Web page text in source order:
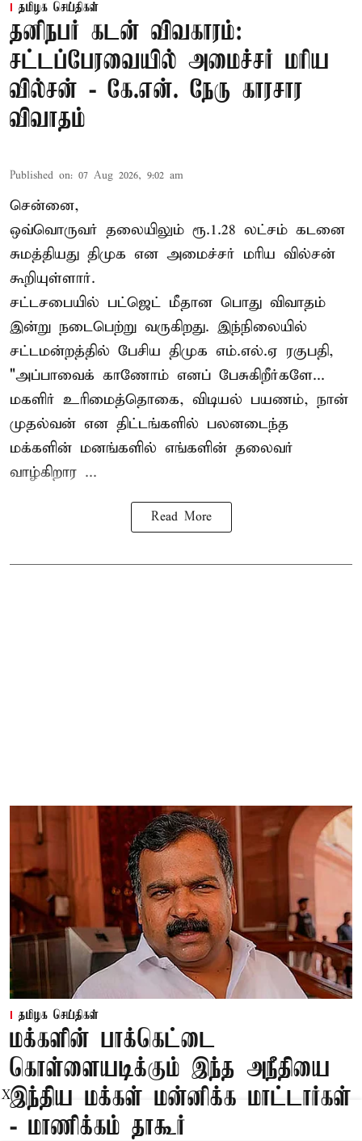
தமிழக செய்திகள்
தனிநபர் கடன் விவகாரம்:
சட்டப்பேரவையில் அமைச்சர் மரிய
வில்சன் - கே.என். நேரு காரசார
விவாதம்
Published on: 07 Aug 2026, 9:02 am
சென்னை,
ஒவ்வொருவர் தலையிலும் ரூ.1.28 லட்சம் கடனை
சுமத்தியது திமுக என அமைச்சர் மரிய வில்சன்
கூறியுள்ளார்.
சட்டசபையில் பட்ஜெட் மீதான பொது விவாதம்
இன்று நடைபெற்று வருகிறது. இந்நிலையில்
சட்டமன்றத்தில் பேசிய திமுக எம்.எல்.ஏ ரகுபதி,
"அப்பாவைக் காணோம் எனப் பேசுகிறீர்களே...
மகளிர் உரிமைத்தொகை, விடியல் பயணம், நான்
முதல்வன் என திட்டங்களில் பலனடைந்த
மக்களின் மனங்களில் எங்களின் தலைவர்
வாழ்கிறார ...
Read More
தமிழக செய்திகள்
மக்களின் பாக்கெட்டை
கொள்ளையடிக்கும் இந்த அநீதியை
இந்திய மக்கள் மன்னிக்க மாட்டார்கள்
- மாணிக்கம் தாகூர்
X